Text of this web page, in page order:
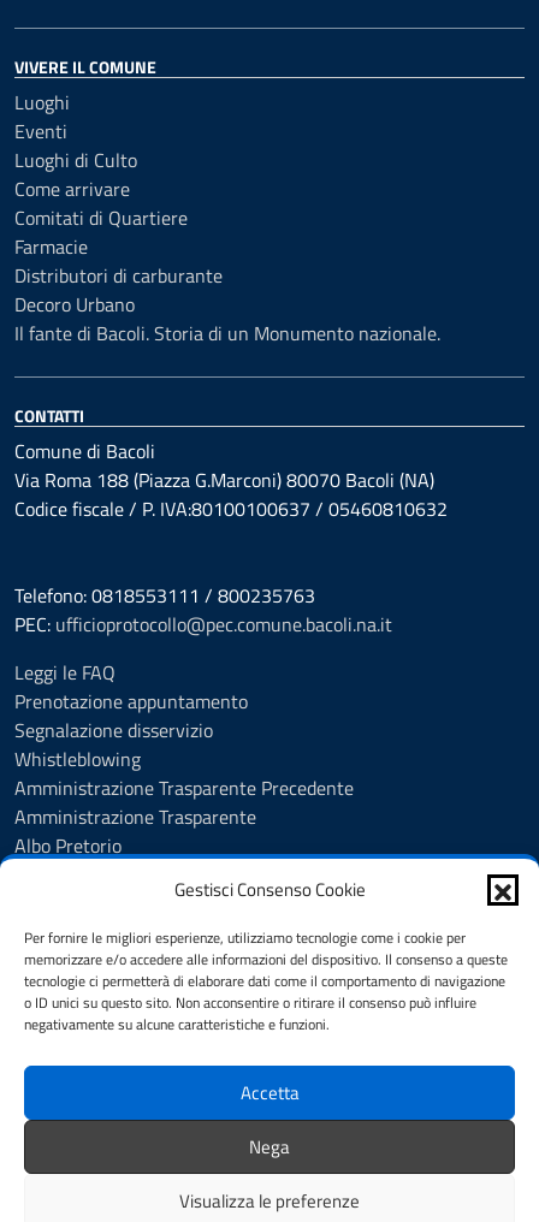
Gestisci Consenso Cookie
Per fornire le migliori esperienze, utilizziamo tecnologie come i cookie per
memorizzare e/o accedere alle informazioni del dispositivo. Il consenso a queste
tecnologie ci permetterà di elaborare dati come il comportamento di navigazione
o ID unici su questo sito. Non acconsentire o ritirare il consenso può influire
negativamente su alcune caratteristiche e funzioni.
Accetta
Nega
Visualizza le preferenze
VIVERE IL COMUNE
Luoghi
Eventi
Luoghi di Culto
Come arrivare
Comitati di Quartiere
Farmacie
Distributori di carburante
Decoro Urbano
Il fante di Bacoli. Storia di un Monumento nazionale.
CONTATTI
Comune di Bacoli
Via Roma 188 (Piazza G.Marconi) 80070 Bacoli (NA)
Codice fiscale / P. IVA:80100100637 / 05460810632
Telefono: 0818553111 / 800235763
PEC: ufficioprotocollo@pec.comune.bacoli.na.it
Leggi le FAQ
Prenotazione appuntamento
Segnalazione disservizio
Whistleblowing
Amministrazione Trasparente Precedente
Amministrazione Trasparente
Albo Pretorio
Informativa privacy
Dichiarazione di accessibilità
Obiettivi di accessibilità
Note legali
SEGUICI SU
Facebook Youtube